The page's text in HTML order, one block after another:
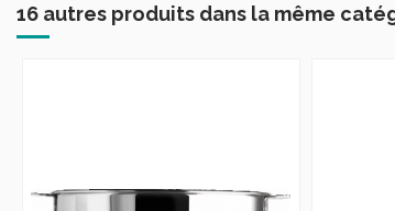
16 autres produits dans la même